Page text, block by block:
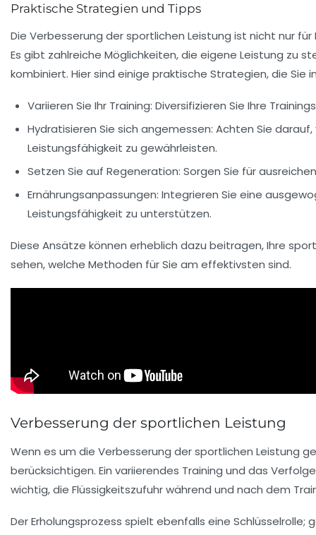
Praktische Strategien und Tipps
Die Verbesserung der sportlichen Leistung ist nicht nur für
Es gibt zahlreiche Möglichkeiten, die eigene Leistung zu
kombiniert. Hier sind einige praktische Strategien, die Sie
Variieren Sie Ihr Training: Diversifizieren Sie Ihre
Hydratisieren Sie sich angemessen: Achten Sie
Leistungsfähigkeit zu gewährleisten.
Setzen Sie auf Regeneration: Sorgen Sie für
Ernährungsanpassungen: Integrieren Sie eine
Leistungsfähigkeit zu unterstützen.
Diese Ansätze können erheblich dazu beitragen, Ihre
sehen, welche Methoden für Sie am effektivsten sind.
Verbesserung der sportlichen Leistung
Wenn es um die Verbesserung der sportlichen Leistung
berücksichtigen. Ein variierendes Training und das
wichtig, die Flüssigkeitszufuhrwährend und nach dem
DerErholungsprozess spielt ebenfalls eine Schlüsselrolle;